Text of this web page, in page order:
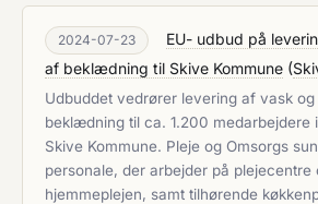
2024-07-23
EU- udbud på
af beklædning til Skive Kommune (
Udbuddet vedrører levering af vask
beklædning til ca. 1.200 medarbejdere
Skive Kommune. Pleje og Omsorgs
personale, der arbejder på plejecentre
hjemmeplejen, samt tilhørende